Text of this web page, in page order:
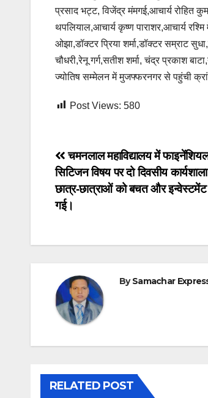
प्रसाद भट्ट, विजेंद्र मंमगई,आचार्य रोहित
थपलियाल,आचार्य कृष्ण पाराशर,आचार्य रश्मि
ओझा,डॉक्टर प्रिया शर्मा,डॉक्टर सम्राट
चौधरी,रेनू गर्ग,सतीश शर्मा, चंद्र प्रकाश
ज्योतिष सम्मेलन में मुजफ्फरनगर से पहुंची
Post Views: 580
Post
navigation
चमनलाल महाविद्यालय में
सिटिजन विषय पर दो दिवसीय
छात्र-छात्राओं को बचत और इन्वेस्टमेंट
गई।
BySamachar
RELATED POST